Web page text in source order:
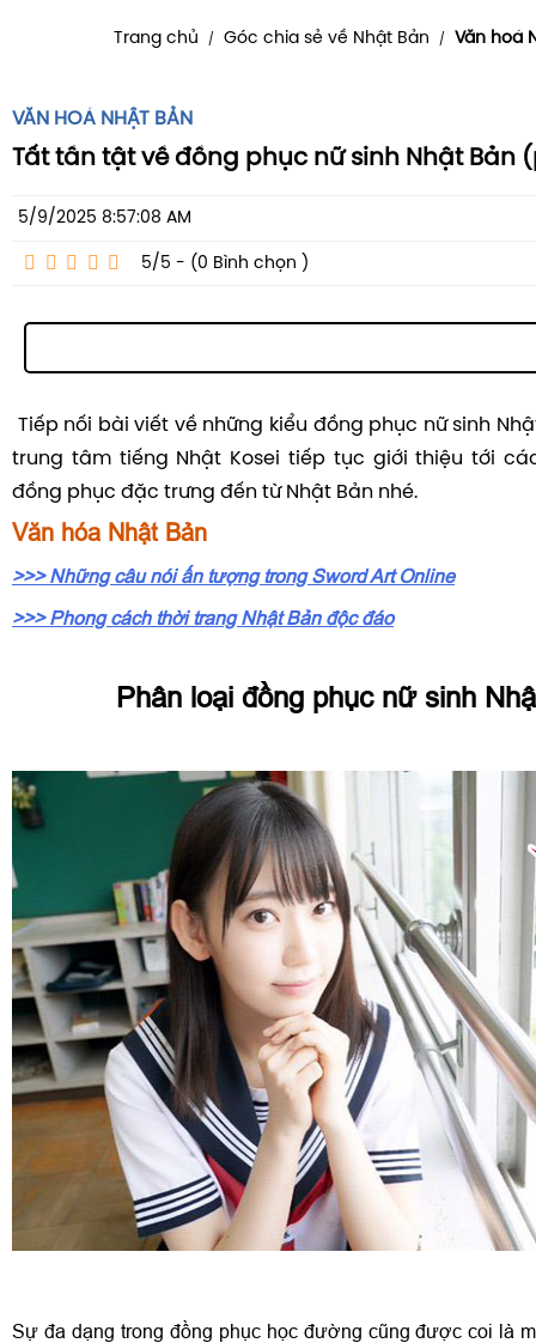
Trang chủ / Góc chia sẻ về Nhật Bản / Văn hoá
VĂN HOÁ NHẬT BẢN
Tất tần tật về đồng phục nữ sinh Nhật Bản
5/9/2025 8:57:08 AM
5/5 - (0 Bình chọn )
Tiếp nối bài viết về những kiểu đồng phục nữ sinh
trung tâm tiếng Nhật Kosei tiếp tục giới thiệu tới
đồng phục đặc trưng đến từ Nhật Bản nhé.
Văn hóa Nhật Bản
>>> Những câu nói ấn tượng trong Sword Art Online
>>> Phong cách thời trang Nhật Bản độc đáo
Phân loại đồng phục nữ sinh
Sự đa dạng trong đồng phục học đường cũng được coi là